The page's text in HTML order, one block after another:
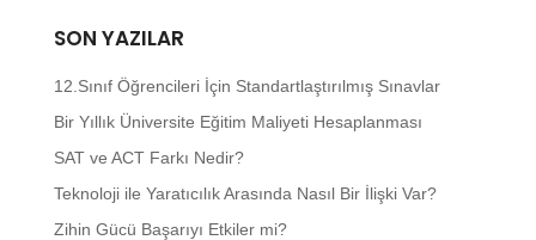
SON YAZILAR
12.Sınıf Öğrencileri İçin Standartlaştırılmış Sınavlar
Bir Yıllık Üniversite Eğitim Maliyeti Hesaplanması
SAT ve ACT Farkı Nedir?
Teknoloji ile Yaratıcılık Arasında Nasıl Bir İlişki Var?
Zihin Gücü Başarıyı Etkiler mi?